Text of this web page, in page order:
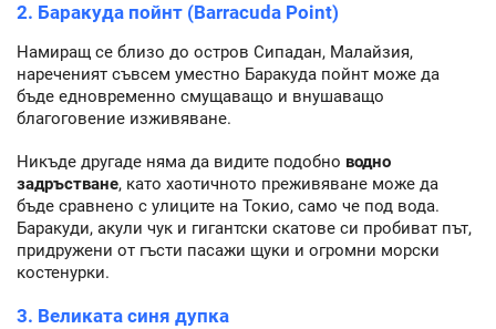
2. Баракуда пойнт (Barracuda Point)
Намиращ се близо до остров Сипадан, Малайзия,
нареченият съвсем уместно Баракуда пойнт може да
бъде едновременно смущаващо и внушаващо
благоговение изживяване.
Никъде другаде няма да видите подобно водно
задръстване, като хаотичното преживяване може да
бъде сравнено с улиците на Токио, само че под вода.
Баракуди, акули чук и гигантски скатове си пробиват път,
придружени от гъсти пасажи щуки и огромни морски
костенурки.
3. Великата синя дупка